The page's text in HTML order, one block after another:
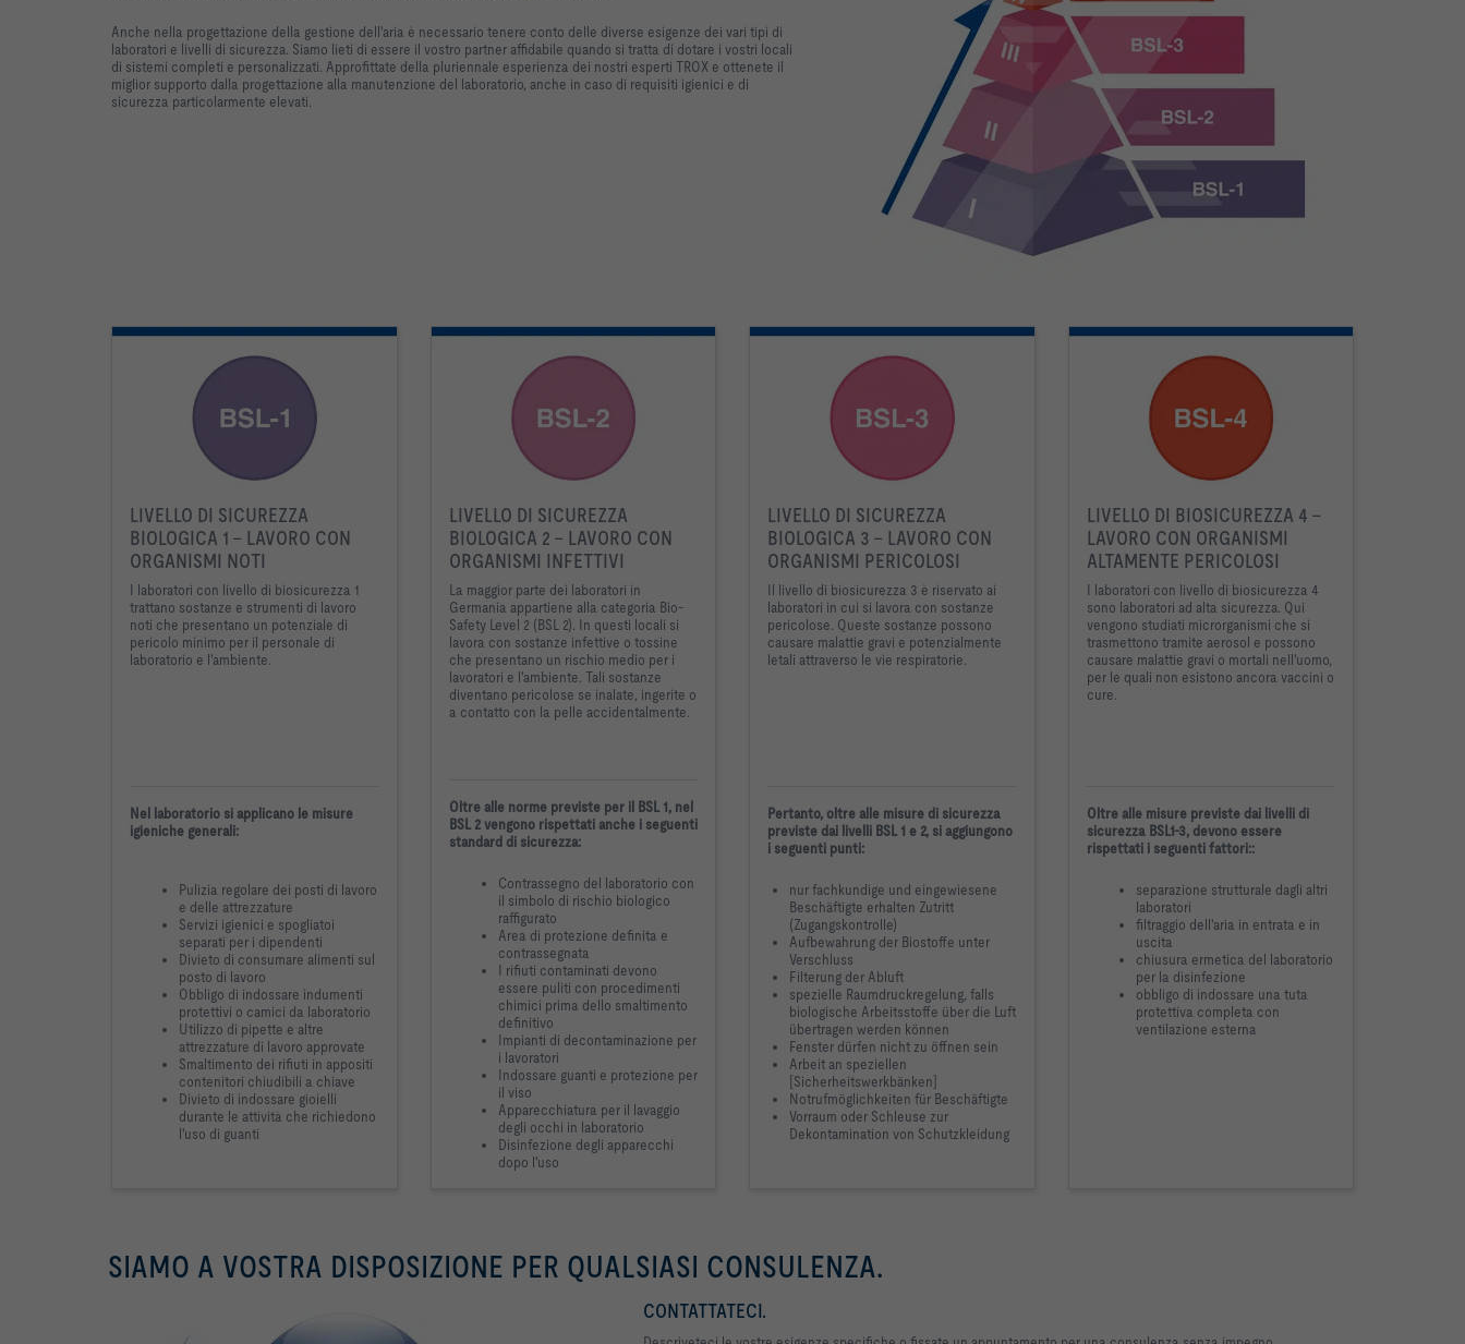
Anche nella progettazione della gestione dell'aria è necessario tenere conto delle diverse esigenze dei vari tipi di
laboratori e livelli di sicurezza. Siamo lieti di essere il vostro partner affidabile quando si tratta di dotare i vostri locali
di sistemi completi e personalizzati. Approfittate della pluriennale esperienza dei nostri esperti TROX e ottenete il
miglior supporto dalla progettazione alla manutenzione del laboratorio, anche in caso di requisiti igienici e di
sicurezza particolarmente elevati.
LIVELLO DI SICUREZZA
BIOLOGICA 1 - LAVORO CON
ORGANISMI NOTI
I laboratori con livello di biosicurezza 1
trattano sostanze e strumenti di lavoro
noti che presentano un potenziale di
pericolo minimo per il personale di
laboratorio e l'ambiente.
Nel laboratorio si applicano le misure
igieniche generali:
Pulizia regolare dei posti di lavoro
e delle attrezzature
Servizi igienici e spogliatoi
separati per i dipendenti
Divieto di consumare alimenti sul
posto di lavoro
Obbligo di indossare indumenti
protettivi o camici da laboratorio
Utilizzo di pipette e altre
attrezzature di lavoro approvate
Smaltimento dei rifiuti in appositi
contenitori chiudibili a chiave
Divieto di indossare gioielli
durante le attività che richiedono
l'uso di guanti
LIVELLO DI SICUREZZA
BIOLOGICA 2 - LAVORO CON
ORGANISMI INFETTIVI
La maggior parte dei laboratori in
Germania appartiene alla categoria Bio-
Safety Level 2 (BSL 2). In questi locali si
lavora con sostanze infettive o tossine
che presentano un rischio medio per i
lavoratori e l'ambiente. Tali sostanze
diventano pericolose se inalate, ingerite o
a contatto con la pelle accidentalmente.
Oltre alle norme previste per il BSL 1, nel
BSL 2 vengono rispettati anche i seguenti
standard di sicurezza:
Contrassegno del laboratorio con
il simbolo di rischio biologico
raffigurato
Area di protezione definita e
contrassegnata
I rifiuti contaminati devono
essere puliti con procedimenti
chimici prima dello smaltimento
definitivo
Impianti di decontaminazione per
i lavoratori
Indossare guanti e protezione per
il viso
Apparecchiatura per il lavaggio
degli occhi in laboratorio
Disinfezione degli apparecchi
dopo l'uso
LIVELLO DI SICUREZZA
BIOLOGICA 3 - LAVORO CON
ORGANISMI PERICOLOSI
Il livello di biosicurezza 3 è riservato ai
laboratori in cui si lavora con sostanze
pericolose. Queste sostanze possono
causare malattie gravi e potenzialmente
letali attraverso le vie respiratorie.
Pertanto, oltre alle misure di sicurezza
previste dai livelli BSL 1 e 2, si aggiungono
i seguenti punti:
nur fachkundige und eingewiesene
Beschäftigte erhalten Zutritt
(Zugangskontrolle)
Aufbewahrung der Biostoffe unter
Verschluss
Filterung der Abluft
spezielle Raumdruckregelung, falls
biologische Arbeitsstoffe über die Luft
übertragen werden können
Fenster dürfen nicht zu öffnen sein
Arbeit an speziellen
[Sicherheitswerkbänken]
Notrufmöglichkeiten für Beschäftigte
Vorraum oder Schleuse zur
Dekontamination von Schutzkleidung
LIVELLO DI BIOSICUREZZA 4 -
LAVORO CON ORGANISMI
ALTAMENTE PERICOLOSI
I laboratori con livello di biosicurezza 4
sono laboratori ad alta sicurezza. Qui
vengono studiati microrganismi che si
trasmettono tramite aerosol e possono
causare malattie gravi o mortali nell'uomo,
per le quali non esistono ancora vaccini o
cure.
Oltre alle misure previste dai livelli di
sicurezza BSL1-3, devono essere
rispettati i seguenti fattori::
separazione strutturale dagli altri
laboratori
filtraggio dell'aria in entrata e in
uscita
chiusura ermetica del laboratorio
per la disinfezione
obbligo di indossare una tuta
protettiva completa con
ventilazione esterna
SIAMO A VOSTRA DISPOSIZIONE PER QUALSIASI CONSULENZA.
CONTATTATECI.